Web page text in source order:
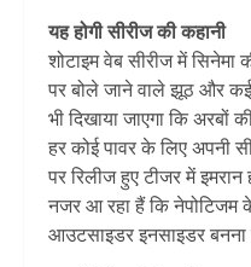
यह होगी सीरीज की कहानी
शोटाइम वेब सीरीज में सिनेमा
पर बोले जाने वाले झूठ और
भी दिखाया जाएगा कि अरबों
हर कोई पावर के लिए अपनी
पर रिलीज हुए टीजर में
नजर आ रहा हैं कि
आउटसाइडर इनसाइडर बनना